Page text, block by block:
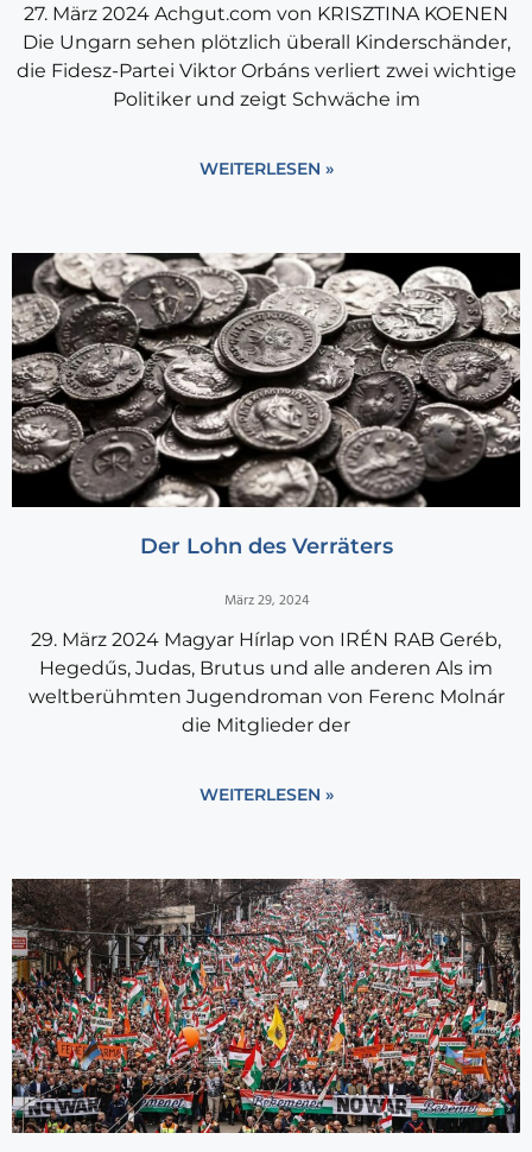
27. März 2024 Achgut.com von KRISZTINA KOENEN
Die Ungarn sehen plötzlich überall Kinderschänder,
die Fidesz-Partei Viktor Orbáns verliert zwei wichtige
Politiker und zeigt Schwäche im
WEITERLESEN »
Der Lohn des Verräters
März 29, 2024
29. März 2024 Magyar Hírlap von IRÉN RAB Geréb,
Hegedűs, Judas, Brutus und alle anderen Als im
weltberühmten Jugendroman von Ferenc Molnár
die Mitglieder der
WEITERLESEN »